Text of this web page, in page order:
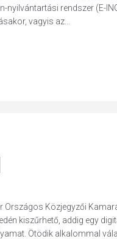
nyilvántartási rendszer (E-
vagyis az...
Országos Közjegyzői
kiszűrhető, addig egy
Ötödik alkalommal